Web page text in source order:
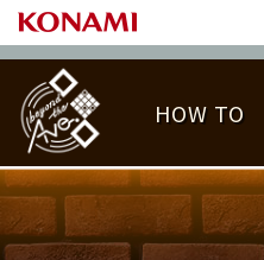
HOW TO
PLAY DATA TOP